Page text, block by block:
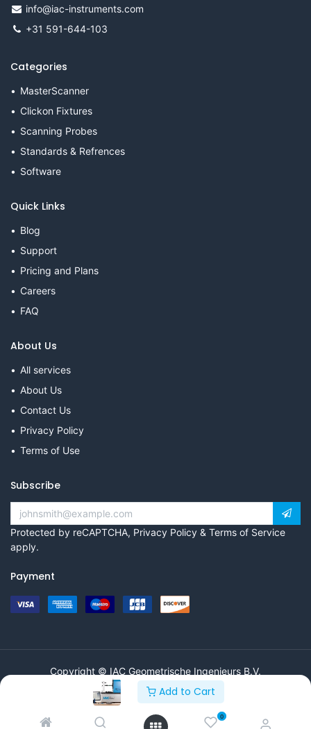
Add to Cart
0
info@iac-instruments.com
+31 591-644-103
Categories
MasterScanner
Clickon Fixtures
Scanning Probes
Standards & Refrences
Software
Quick Links
Blog
Support
Pricing and Plans
Careers
FAQ
About Us
All services
About Us
Contact Us
Privacy Policy
Terms of Use
Subscribe
Protected by reCAPTCHA, Privacy Policy & Terms of Service
apply.
Payment
Copyright © IAC Geometrische Ingenieurs B.V.